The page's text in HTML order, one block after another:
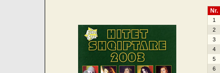
Nr.
1
2
3
4
5
6